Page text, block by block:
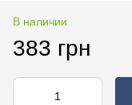
В наличии
383 грн